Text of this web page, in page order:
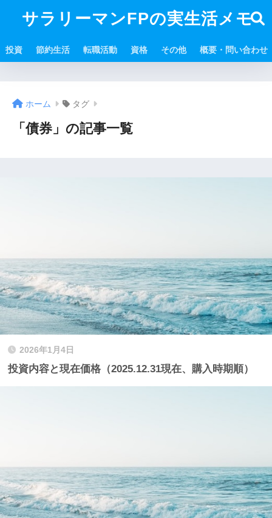
サラリーマンFPの実生活メモ
投資 節約生活 転職活動 資格 その他 概要・問い合わせ
ホーム タグ
「債券」の記事一覧
2026年1月4日
投資内容と現在価格（2025.12.31現在、購入時期順）